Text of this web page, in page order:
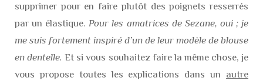
supprimer pour en faire plutôt des poignets resserrés
par un élastique. Pour les amatrices de Sezane, oui ; je
me suis fortement inspiré d’un de leur modèle de blouse
en dentelle. Et si vous souhaitez faire la même chose, je
vous propose toutes les explications dans un autre